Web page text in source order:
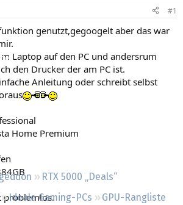
RTX 5000 „Deals“
Ideale Gaming-PCs
GPU-Rangliste
#1
genutzt,gegoogelt aber das war
Laptop auf den PC und andersrum
den Drucker der am PC ist.
Anleitung oder schreibt selbst
Home Premium
problemlos.